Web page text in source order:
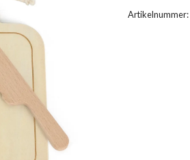
Artikelnummer: